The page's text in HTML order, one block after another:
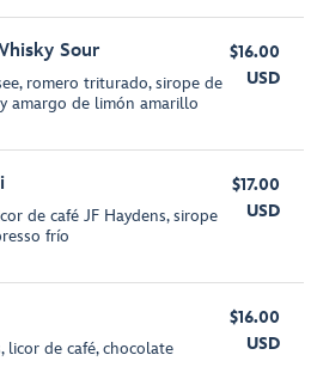
Sour
romero triturado, sirope de
amargo de limón amarillo
$16.00
USD
de café JF Haydens, sirope
frío
$17.00
USD
licor de café, chocolate
$16.00
USD